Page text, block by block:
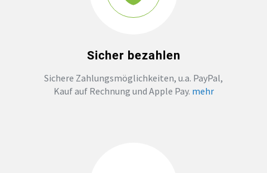
Sicher bezahlen
Sichere Zahlungsmöglichkeiten, u.a. PayPal,
Kauf auf Rechnung und Apple Pay. mehr